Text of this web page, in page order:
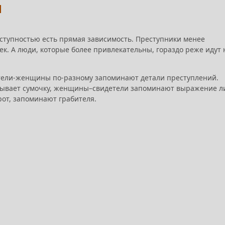
есть прямая зависимость. Преступники менее
А люди, которые более привлекательны, гораздо реже идут
женщины по-разному запоминают детали преступлений.
сумочку, женщины–свидетели запоминают выражение
запоминают грабителя.